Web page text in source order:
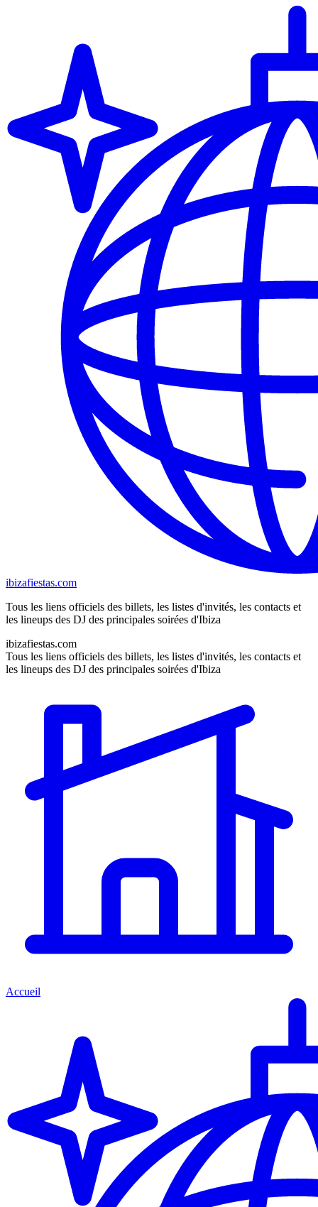
ibizafiestas.com
Tous les liens officiels des billets, les listes d'invités, les contacts et
les lineups des DJ des principales soirées d'Ibiza
ibizafiestas.com
Tous les liens officiels des billets, les listes d'invités, les contacts et
les lineups des DJ des principales soirées d'Ibiza
Accueil